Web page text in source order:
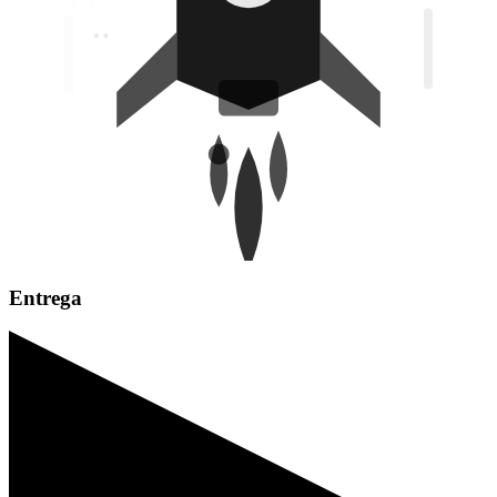
Entrega